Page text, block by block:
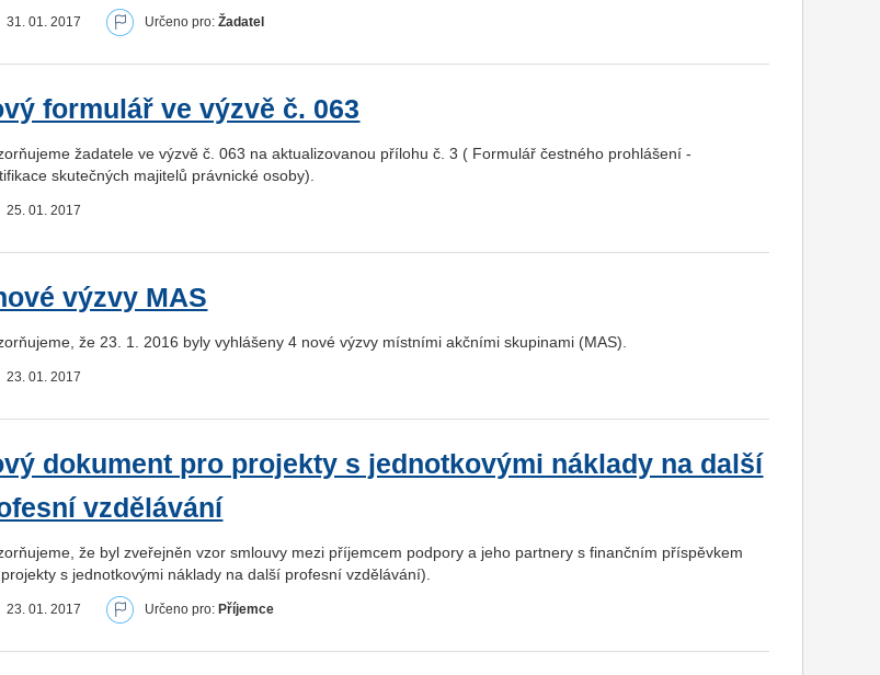
31. 01. 2017 Určeno pro:Žadatel
formulář ve výzvě č. 063
žadatele ve výzvě č. 063 na aktualizovanou přílohu č. 3 ( Formulář čestného prohlášení -
skutečných majitelů právnické osoby).
25. 01. 2017
výzvy MAS
že 23. 1. 2016 byly vyhlášeny 4 nové výzvy místními akčními skupinami (MAS).
23. 01. 2017
dokument pro projekty s jednotkovými náklady na další
vzdělávání
že byl zveřejněn vzor smlouvy mezi příjemcem podpory a jeho partnery s finančním příspěvkem
s jednotkovými náklady na další profesní vzdělávání).
23. 01. 2017 Určeno pro:Příjemce